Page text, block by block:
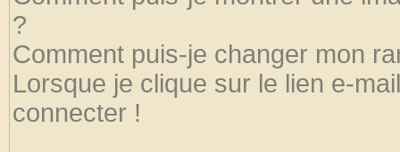
?
Comment puis-je changer mon
Lorsque je clique sur le lien e-
connecter !